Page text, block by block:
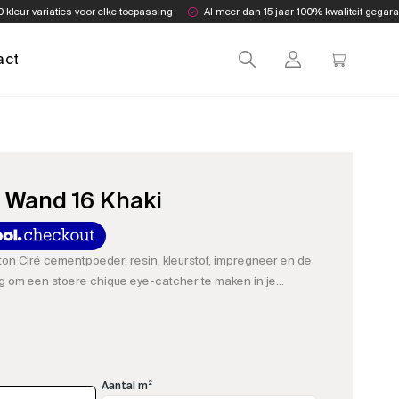
kleur variaties voor elke toepassing Al meer dan 15 jaar 100% kwaliteit
16 Khaki
Ciré cementpoeder, resin, kleurstof, impregneer en de
om een stoere chique eye-catcher te maken in je
Aantal m²